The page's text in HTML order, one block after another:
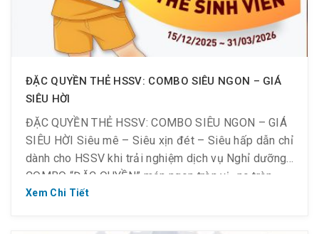
ĐẶC QUYỀN THẺ HSSV: COMBO SIÊU NGON – GIÁ
SIÊU HỜI
ĐẶC QUYỀN THẺ HSSV: COMBO SIÊU NGON – GIÁ
SIÊU HỜI Siêu mê – Siêu xịn đét – Siêu hấp dẫn chỉ
dành cho HSSV khi trải nghiệm dịch vụ Nghỉ dưỡng:
COMBO “ĐẶC QUYỀN” món ngon tròn vị- no tròn
bụng – giá tròn ví: Combo 1 người: ĂN XẢ LÁNG CHỈ
Xem Chi Tiết